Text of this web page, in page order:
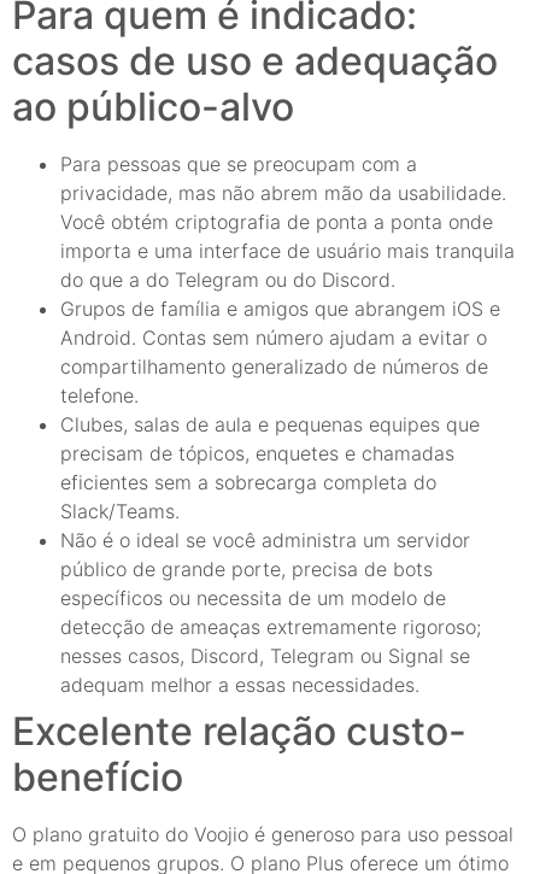
Para quem é indicado:
casos de uso e adequação
ao público-alvo
Para pessoas que se preocupam com a
privacidade, mas não abrem mão da usabilidade.
Você obtém criptografia de ponta a ponta onde
importa e uma interface de usuário mais tranquila
do que a do Telegram ou do Discord.
Grupos de família e amigos que abrangem iOS e
Android. Contas sem número ajudam a evitar o
compartilhamento generalizado de números de
telefone.
Clubes, salas de aula e pequenas equipes que
precisam de tópicos, enquetes e chamadas
eficientes sem a sobrecarga completa do
Slack/Teams.
Não é o ideal se você administra um servidor
público de grande porte, precisa de bots
específicos ou necessita de um modelo de
detecção de ameaças extremamente rigoroso;
nesses casos, Discord, Telegram ou Signal se
adequam melhor a essas necessidades.
Excelente relação custo-
benefício
O plano gratuito do Voojio é generoso para uso pessoal
e em pequenos grupos. O plano Plus oferece um ótimo